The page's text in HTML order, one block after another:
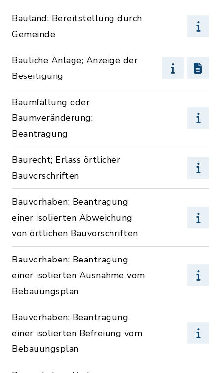
Bauland; Bereitstellung durch
Gemeinde
Bauliche Anlage; Anzeige der
Beseitigung
Baumfällung oder
Baumveränderung;
Beantragung
Baurecht; Erlass örtlicher
Bauvorschriften
Bauvorhaben; Beantragung
einer isolierten Abweichung
von örtlichen Bauvorschriften
Bauvorhaben; Beantragung
einer isolierten Ausnahme vom
Bebauungsplan
Bauvorhaben; Beantragung
einer isolierten Befreiung vom
Bebauungsplan